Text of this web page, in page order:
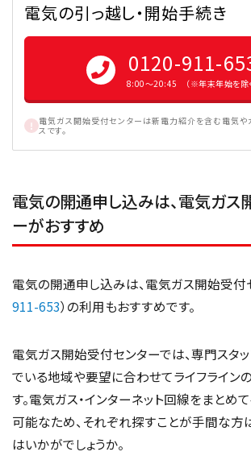
電気の引っ越し・開始手続き
0120-911-
8:00〜20:45 （※年末年始を除く
電気ガス開始受付センターは新電力紹介を含む電気や
スです。
電気の開通申し込みは、電気ガス
ーがおすすめ
電気の開通申し込みは、電気ガス開始受付
911-653）の利用もおすすめです。
電気ガス開始受付センターでは、専門スタ
でいる地域や要望に合わせてライフライン
す。電気ガス・インターネット回線をまとめ
可能なため、それぞれ探すことが手間な方
はいかがでしょうか。